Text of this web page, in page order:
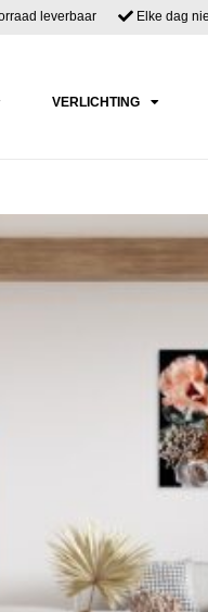
leverbaar Elke dag
VERLICHTING